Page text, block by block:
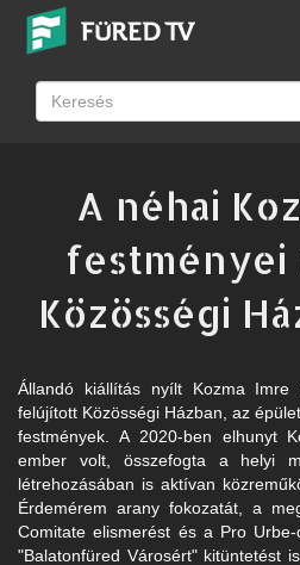
A néhai
festményei
Közösségi
Állandó kiállítás nyílt Kozma Imre
felújított Közösségi Házban, az
festmények. A 2020-ben elhunyt
ember volt, összefogta a helyi
létrehozásában is aktívan
Érdemérem arany fokozatát, a
Comitate elismerést és a Pro
"Balatonfüred Városért" kitüntetést